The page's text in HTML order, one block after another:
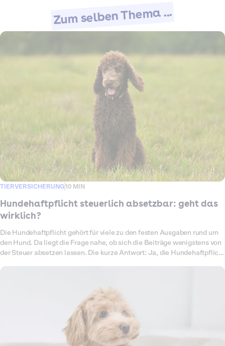
Zum selben Thema ...
TIERVERSICHERUNG10 MIN
Hundehaftpflicht steuerlich absetzbar: geht das
wirklich?
Die Hundehaftpflicht gehört für viele zu den festen Ausgaben rund um
den Hund. Da liegt die Frage nahe, ob sich die Beiträge wenigstens von
der Steuer absetzen lassen. Die kurze Antwort: Ja, die Hundehaftpflicht
Hundehaftpflicht wirklich einen Steuervorteil bringt, wie du sie
einträgst, welche Kosten rund um den Hund du sonst noch absetzen
kannst und welche nicht.